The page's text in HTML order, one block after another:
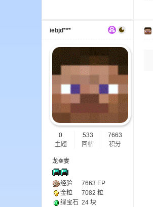
iebjd***
0
主题
533
回帖
7663
积分
龙❁妻
经验 7663 EP
金粒
7082 粒
绿宝石 24 块